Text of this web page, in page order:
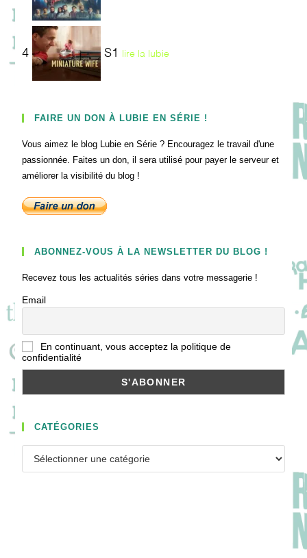
4 S1 lire la lubie
FAIRE UN DON À LUBIE EN SÉRIE !
Vous aimez le blog Lubie en Série ? Encouragez le travail d'une
passionnée. Faites un don, il sera utilisé pour payer le serveur et
améliorer la visibilité du blog !
ABONNEZ-VOUS À LA NEWSLETTER DU BLOG !
Recevez tous les actualités séries dans votre messagerie !
Email
En continuant, vous acceptez la politique de
confidentialité
CATÉGORIES
Catégories